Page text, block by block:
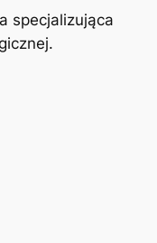
specjalizująca